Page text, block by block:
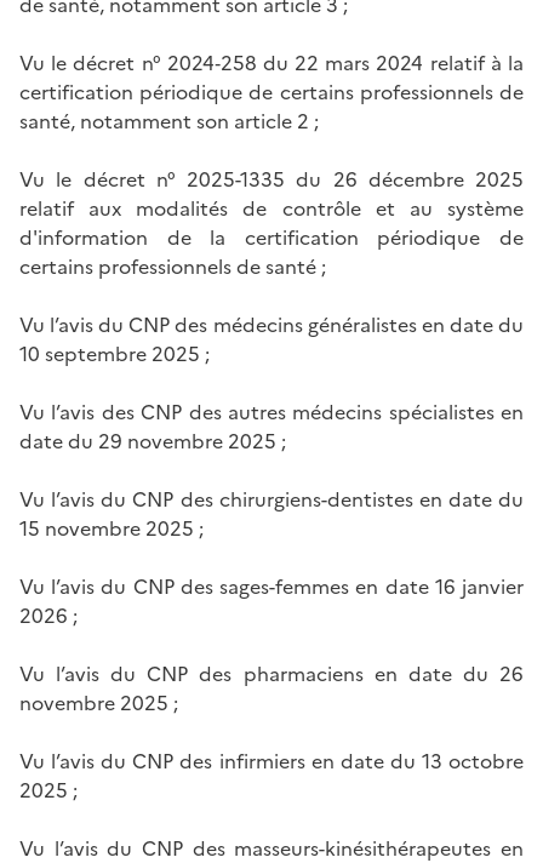
Vu le décret n° 2024‑258 du 22 mars 2024 relatif à la
certification périodique de certains professionnels de
santé, notamment son article 2 ;
Vu le décret n° 2025-1335 du 26 décembre 2025
relatif aux modalités de contrôle et au système
d'information de la certification périodique de
certains professionnels de santé ;
Vu l’avis du CNP des médecins généralistes en date du
10 septembre 2025 ;
Vu l’avis des CNP des autres médecins spécialistes en
date du 29 novembre 2025 ;
Vu l’avis du CNP des chirurgiens-dentistes en date du
15 novembre 2025 ;
Vu l’avis du CNP des sages-femmes en date 16 janvier
2026 ;
Vu l’avis du CNP des pharmaciens en date du 26
novembre 2025 ;
Vu l’avis du CNP des infirmiers en date du 13 octobre
2025 ;
Vu l’avis du CNP des masseurs-kinésithérapeutes en